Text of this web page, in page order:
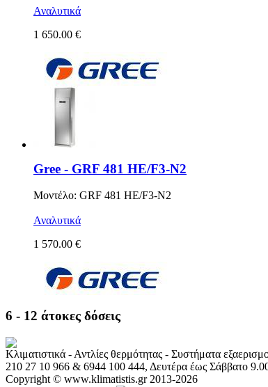
Αναλυτικά
1 650.00 €
Gree - GRF 481 HE/F3-N2
Μοντέλο: GRF 481 HE/F3-N2
Αναλυτικά
1 570.00 €
6 - 12 άτοκες δόσεις
Κλιματιστικά - Αντλίες θερμότητας - Συστήματα
210 27 10 966 & 6944 100 444, Δευτέρα έως Σάββατο
Copyright © www.klimatistis.gr 2013-2026